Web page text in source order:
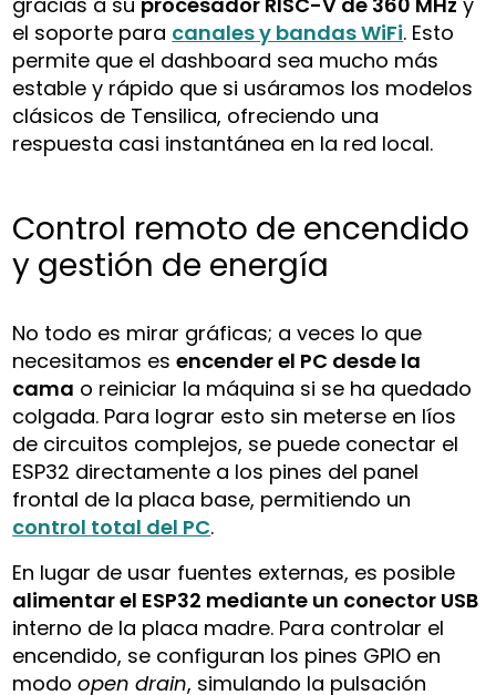
el soporte para canales y bandas WiFi. Esto
permite que el dashboard sea mucho más
estable y rápido que si usáramos los modelos
clásicos de Tensilica, ofreciendo una
respuesta casi instantánea en la red local.
Control remoto de encendido
y gestión de energía
No todo es mirar gráficas; a veces lo que
necesitamos esencender el PC desde la
cama o reiniciar la máquina si se ha quedado
colgada. Para lograr esto sin meterse en líos
de circuitos complejos, se puede conectar el
ESP32 directamente a los pines del panel
frontal de la placa base, permitiendo un
control total del PC.
En lugar de usar fuentes externas, es posible
alimentar el ESP32 mediante un conector USB
interno de la placa madre. Para controlar el
encendido, se configuran los pines GPIO en
modoopen drain, simulando la pulsación